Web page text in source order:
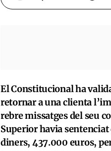
El Constitucional ha
retornar a una clienta
rebre missatges del seu
Superior havia
diners, 437.000 euros,